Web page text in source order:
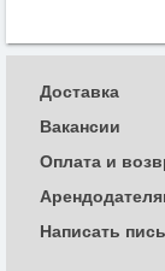
Доставка
Вакансии
Оплата и
Написать